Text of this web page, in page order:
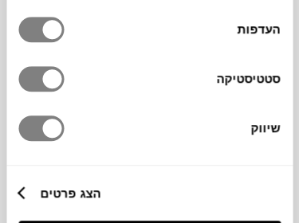
העדפות
סטטיסטיקה
שיווק
הצג פרטים
GRCIC עבור המותג האיטלקי MAGIS. נוצר
בשובבות. מתאים לבית או לחצר ועמיד בפני
מים.